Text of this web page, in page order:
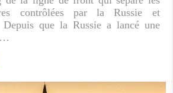
contrôlées par la Russie et
Depuis que la Russie a lancé une
…